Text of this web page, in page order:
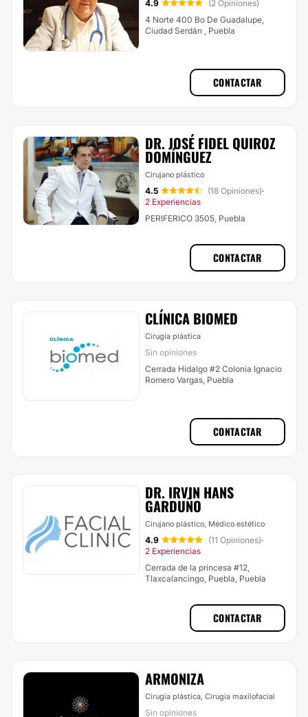
4.9
(2 Opiniones)
4 Norte 400 Bo De Guadalupe,
Ciudad Serdán , Puebla
CONTACTAR
DR. JOSÉ FIDEL QUIROZ
DOMÍNGUEZ
Cirujano plástico
4.5 (18 Opiniones)·
2 Experiencias
PERIFERICO 3505, Puebla
CONTACTAR
CLÍNICA BIOMED
Cirugía plástica
Sin opiniones
Cerrada Hidalgo #2 Colonia Ignacio
Romero Vargas, Puebla
CONTACTAR
DR. IRVIN HANS
GARDUÑO
Cirujano plástico, Médico estético
4.9 (11 Opiniones)·
2 Experiencias
Cerrada de la princesa #12,
Tlaxcalancingo, Puebla, Puebla
CONTACTAR
ARMONIZA
Cirugía plástica, Cirugía maxilofacial
Sin opiniones